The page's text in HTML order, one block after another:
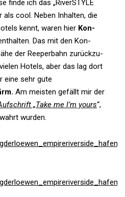
finde ich das „River­STYLE
als cool. Neben Inhalten, die
kennt, waren hier Kon­
Das mit den Kon­
der Ree­per­bahn zurück­zu­
Hotels, aber das lag dort
eine sehr gute
Am meisten gefällt mir der
„Take me I’m yours“,
wurden.